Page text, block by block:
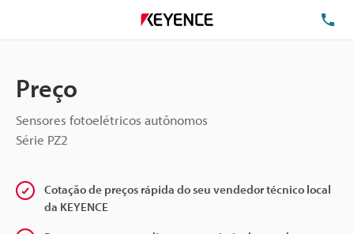
Preço
Sensores fotoelétricos autônomos
Série PZ2
Cotação de preços rápida do seu vendedor técnico local
da KEYENCE